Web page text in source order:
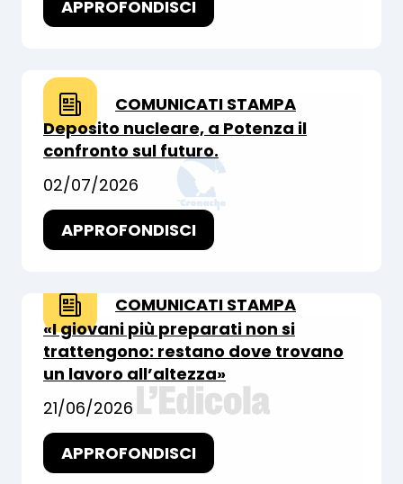
APPROFONDISCI
COMUNICATI STAMPA
Deposito nucleare, a Potenza il
confronto sul futuro.
02/07/2026
APPROFONDISCI
COMUNICATI STAMPA
«I giovani più preparati non si
trattengono: restano dove trovano
un lavoro all’altezza»
21/06/2026
APPROFONDISCI
COMUNICATI STAMPA